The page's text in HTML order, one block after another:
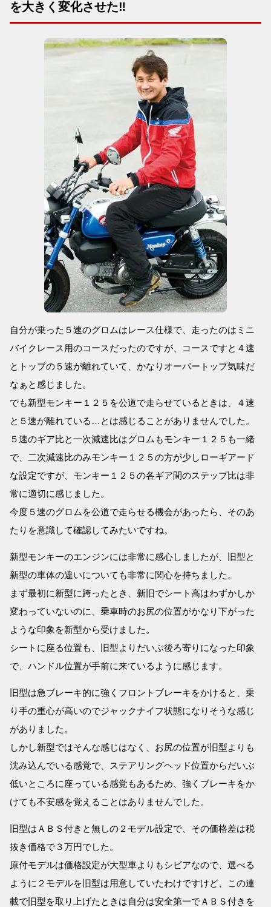
を大きく変化させた‼
自分が乗った５速のグロムはレース仕様で、走ったのはミニ
バイクレース用のコースだったのですが、コースですと４速
とトップの５速が離れていて、かなりオーバートップ気味だ
なぁと感じました。
でも新型モンキー１２５を公道で走らせているときは、４速
と５速が離れている…とは感じることがありませんでした。
５速のギア比と一次減速比はグロムもモンキー１２５も一緒
で、二次減速比のみモンキー１２５の方が少しローギアード
な設定ですが、モンキー１２５の各ギア間のステップ比は非
常に適切に感じました。
今度５速のグロムを公道で走らせる機会があったら、そのあ
たりを意識して確認してみたいですね。
新型モンキーのエンジンには非常に感心しましたが、旧型と
新型の車体の違いについても非常に関心を持ちました。
まず最初に新型に跨ったとき、新旧でシート高はわずかしか
変わっていないのに、乗車時のお尻の位置がかなり下がった
ような印象を新型から受けました。
シートに座る位置も、旧型よりだいぶ後ろ寄りになった印象
で、ハンドル位置が手前に来ているように感じます。
旧型は急ブレーキ的に強くフロントブレーキをかけると、乗
り手の重心が高いのでジャックナイフ状態になりそうな感じ
がありました。
しかし新型ではそんな感じはなく、お尻の位置が旧型よりも
沈み込んでいる感覚で、ステアリングヘッド位置からだいぶ
低いところに座っている感覚もあるため、強くブレーキをか
けても不安感を覚えることはありませんでした。
旧型はＡＢＳ付きと無しの２モデル設定で、その価格差は税
抜き価格で３万円でした。
原付モデルは価格設定が大型車よりもシビアなので、選べる
ように２モデルを旧型は用意していたわけですけど、この連
載で旧型を取り上げたときは自分は安全第一でＡＢＳ付きを